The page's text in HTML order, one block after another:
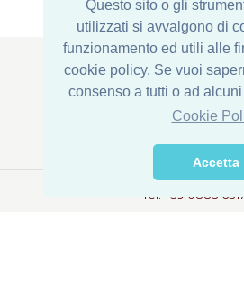
Questo sito o gli
utilizzati si avvalgono di
funzionamento ed utili alle
cookie policy. Se vuoi
consenso a tutti o ad
Cookie
Accetta
Legal Address : Via
Establishment: Via della
76015 Trinitapoli (BT)
Tel. +39 0883